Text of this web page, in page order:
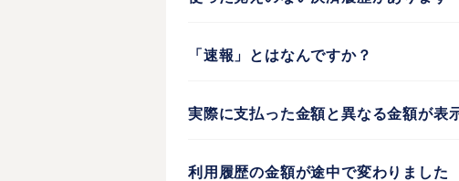
「速報」とはなんですか？
実際に支払った金額と異なる金額が表
利用履歴の金額が途中で変わりました